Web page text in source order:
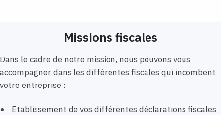
Missions fiscales
Dans le cadre de notre mission, nous pouvons vous
accompagner dans les différentes fiscales qui incombent
votre entreprise :
Etablissement de vos différentes déclarations fiscales